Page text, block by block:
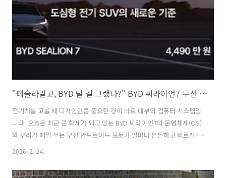
습니다.2026년 기준, 씨라이언7의 기본 모델 가격은 약 5,000만 원 초반
대..
"테슬라말고, BYD 탈 걸 그랬나?" BYD 씨라이언7 무선 애플카플레이/안드로이드 오토 직접 써보고 소름 돋은 이유
전기차를 고를 때 디자인만큼 중요한 것이 바로 내부의 컴퓨터 시스템입
니다. 오늘은 최근 큰 화제가 되고 있는 BYD 씨라이언7의 운영체제(OS)
와 우리가 매일 쓰는 무선 안드로이드 오토가 얼마나 튼튼하고 빠르게 작
동하는지 실제 데이터를 통해 알아보겠습니다."테슬라말고, BYD 탈 걸
보고 소름 돋은 이유자동차의 머리 역할을 하는 DiLink 시스템이란 무엇
2026. 2. 24.